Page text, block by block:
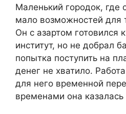
Маленький городок, где
мало возможностей для
Он с азартом готовился
институт, но не добрал
попытка поступить на
денег не хватило.
для него временной
временами она казалась